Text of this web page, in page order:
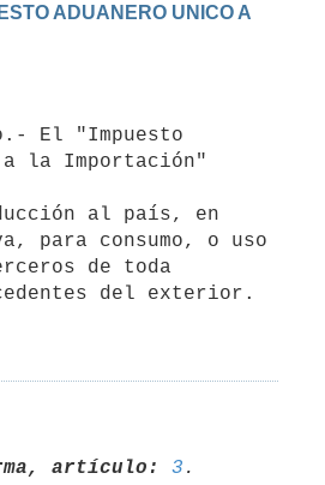
ADUANERO UNICO A
a la Importación"
al país, en
para consumo, o uso
de toda
del exterior.
artículo: 3